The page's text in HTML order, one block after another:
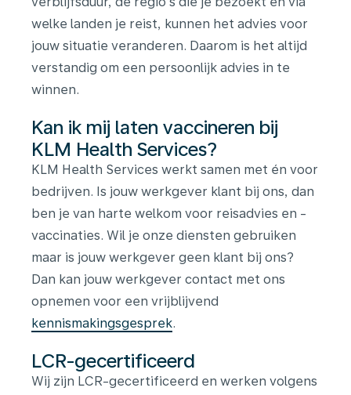
welke landen je reist, kunnen het advies voor
jouw situatie veranderen. Daarom is het altijd
verstandig om een persoonlijk advies in te
winnen.
Kan ik mij laten vaccineren bij
KLM Health Services?
KLM Health Services werkt samen met én voor
bedrijven. Is jouw werkgever klant bij ons, dan
ben je van harte welkom voor reisadvies en -
vaccinaties. Wil je onze diensten gebruiken
maar is jouw werkgever geen klant bij ons?
Dan kan jouw werkgever contact met ons
opnemen voor een vrijblijvend
kennismakingsgesprek.
LCR-gecertificeerd
Wij zijn LCR-gecertificeerd en werken volgens